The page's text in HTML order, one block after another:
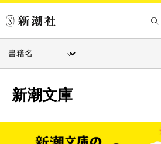
新潮文庫